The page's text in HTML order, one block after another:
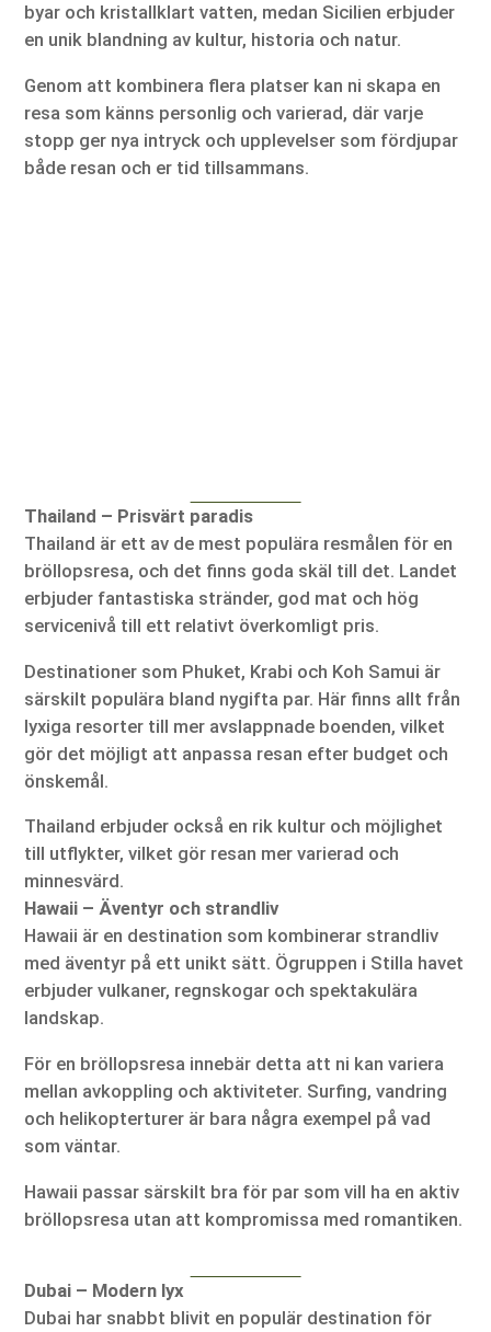
byar och kristallklart vatten, medan Sicilien erbjuder
en unik blandning av kultur, historia och natur.
Genom att kombinera flera platser kan ni skapa en
resa som känns personlig och varierad, där varje
stopp ger nya intryck och upplevelser som fördjupar
både resan och er tid tillsammans.
Thailand – Prisvärt paradis
Thailand är ett av de mest populära resmålen för en
bröllopsresa, och det finns goda skäl till det. Landet
erbjuder fantastiska stränder, god mat och hög
servicenivå till ett relativt överkomligt pris.
Destinationer som Phuket, Krabi och Koh Samui är
särskilt populära bland nygifta par. Här finns allt från
lyxiga resorter till mer avslappnade boenden, vilket
gör det möjligt att anpassa resan efter budget och
önskemål.
Thailand erbjuder också en rik kultur och möjlighet
till utflykter, vilket gör resan mer varierad och
minnesvärd.
Hawaii – Äventyr och strandliv
Hawaii är en destination som kombinerar strandliv
med äventyr på ett unikt sätt. Ögruppen i Stilla havet
erbjuder vulkaner, regnskogar och spektakulära
landskap.
För en bröllopsresa innebär detta att ni kan variera
mellan avkoppling och aktiviteter. Surfing, vandring
och helikopterturer är bara några exempel på vad
som väntar.
Hawaii passar särskilt bra för par som vill ha en aktiv
bröllopsresa utan att kompromissa med romantiken.
Dubai – Modern lyx
Dubai har snabbt blivit en populär destination för